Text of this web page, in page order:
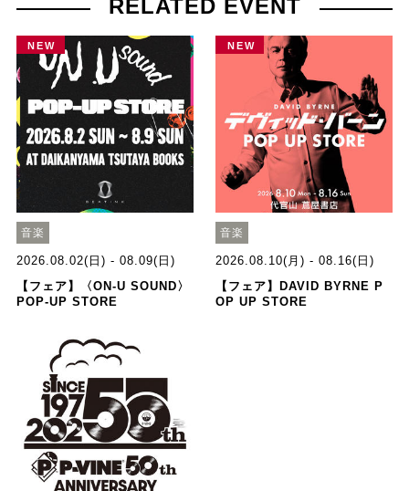
RELATED EVENT
NEW
音楽
2026.08.02(日) - 08.09(日)
【フェア】〈ON-U SOUND〉
POP-UP STORE
NEW
音楽
2026.08.10(月) - 08.16(日)
【フェア】DAVID BYRNE P
OP UP STORE